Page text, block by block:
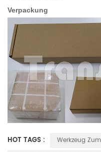
Verpackung
HOT TAGS :
Werkzeug